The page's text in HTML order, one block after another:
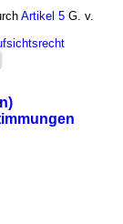
Artikel 5 G. v.